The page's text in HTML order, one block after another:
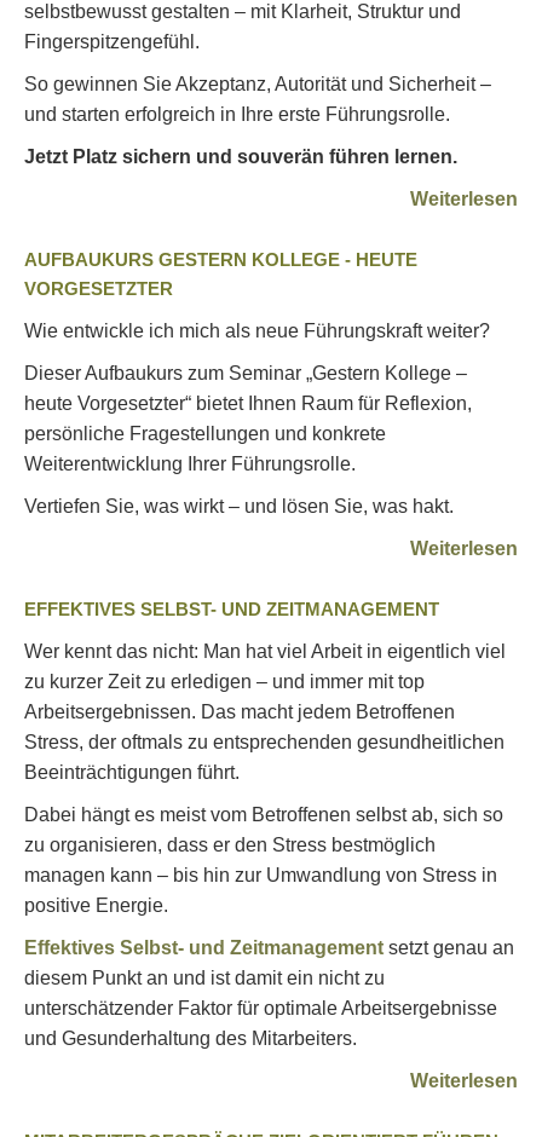
selbstbewusst gestalten – mit Klarheit, Struktur und
Fingerspitzengefühl.
So gewinnen Sie Akzeptanz, Autorität und Sicherheit –
und starten erfolgreich in Ihre erste Führungsrolle.
Jetzt Platz sichern und souverän führen lernen.
Weiterlesen
AUFBAUKURS GESTERN KOLLEGE - HEUTE
VORGESETZTER
Wie entwickle ich mich als neue Führungskraft weiter?
Dieser Aufbaukurs zum Seminar „Gestern Kollege –
heute Vorgesetzter“ bietet Ihnen Raum für Reflexion,
persönliche Fragestellungen und konkrete
Weiterentwicklung Ihrer Führungsrolle.
Vertiefen Sie, was wirkt – und lösen Sie, was hakt.
Weiterlesen
EFFEKTIVES SELBST- UND ZEITMANAGEMENT
Wer kennt das nicht: Man hat viel Arbeit in eigentlich viel
zu kurzer Zeit zu erledigen – und immer mit top
Arbeitsergebnissen. Das macht jedem Betroffenen
Stress, der oftmals zu entsprechenden gesundheitlichen
Beeinträchtigungen führt.
Dabei hängt es meist vom Betroffenen selbst ab, sich so
zu organisieren, dass er den Stress bestmöglich
managen kann – bis hin zur Umwandlung von Stress in
positive Energie.
Effektives Selbst- und Zeitmanagement setzt genau an
diesem Punkt an und ist damit ein nicht zu
unterschätzender Faktor für optimale Arbeitsergebnisse
und Gesunderhaltung des Mitarbeiters.
Weiterlesen